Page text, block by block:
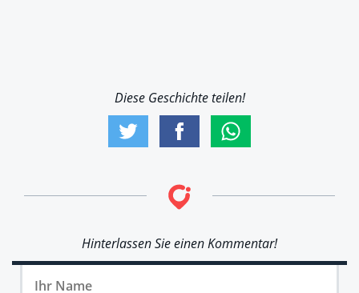
Diese Geschichte teilen!
Hinterlassen Sie einen Kommentar!